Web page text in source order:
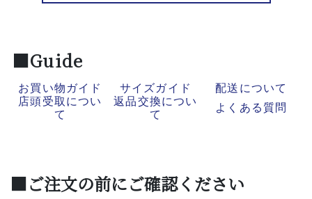
■Guide
お買い物ガイド サイズガイド
配送について
店頭受取につい
て
返品交換につい
て
よくある質問
■ご注文の前にご確認ください